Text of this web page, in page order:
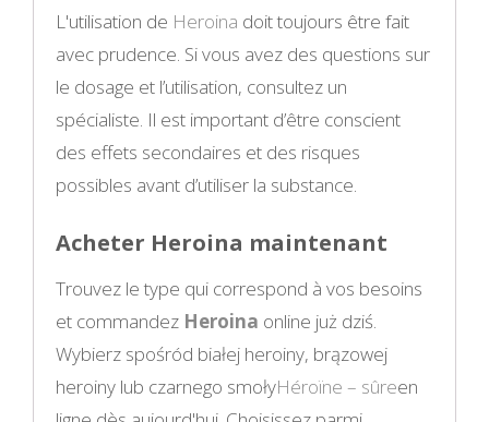
L'utilisation de Heroina doit toujours être fait
avec prudence. Si vous avez des questions sur
le dosage et l’utilisation, consultez un
spécialiste. Il est important d’être conscient
des effets secondaires et des risques
possibles avant d’utiliser la substance.
Acheter Heroina maintenant
Trouvez le type qui correspond à vos besoins
et commandez Heroina online już dziś.
Wybierz spośród białej heroiny, brązowej
heroiny lub czarnego smołyHéroïne – sûreen